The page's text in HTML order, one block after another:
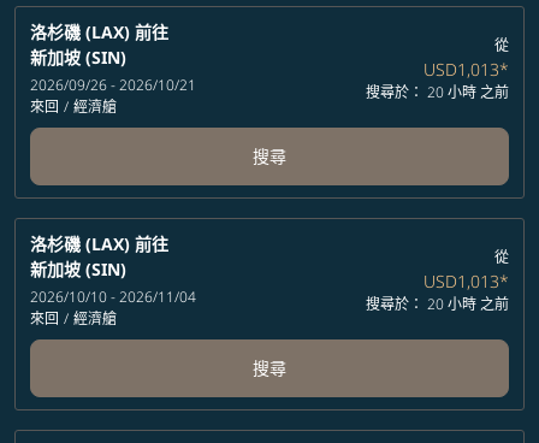
洛杉磯 (LAX) 前往
新加坡 (SIN)
2026/09/26 - 2026/10/21
來回 / 經濟艙
從
USD1,013*
搜尋於： 20 小時 之前
搜尋
洛杉磯 (LAX) 前往
新加坡 (SIN)
2026/10/10 - 2026/11/04
來回 / 經濟艙
從
USD1,013*
搜尋於： 20 小時 之前
搜尋